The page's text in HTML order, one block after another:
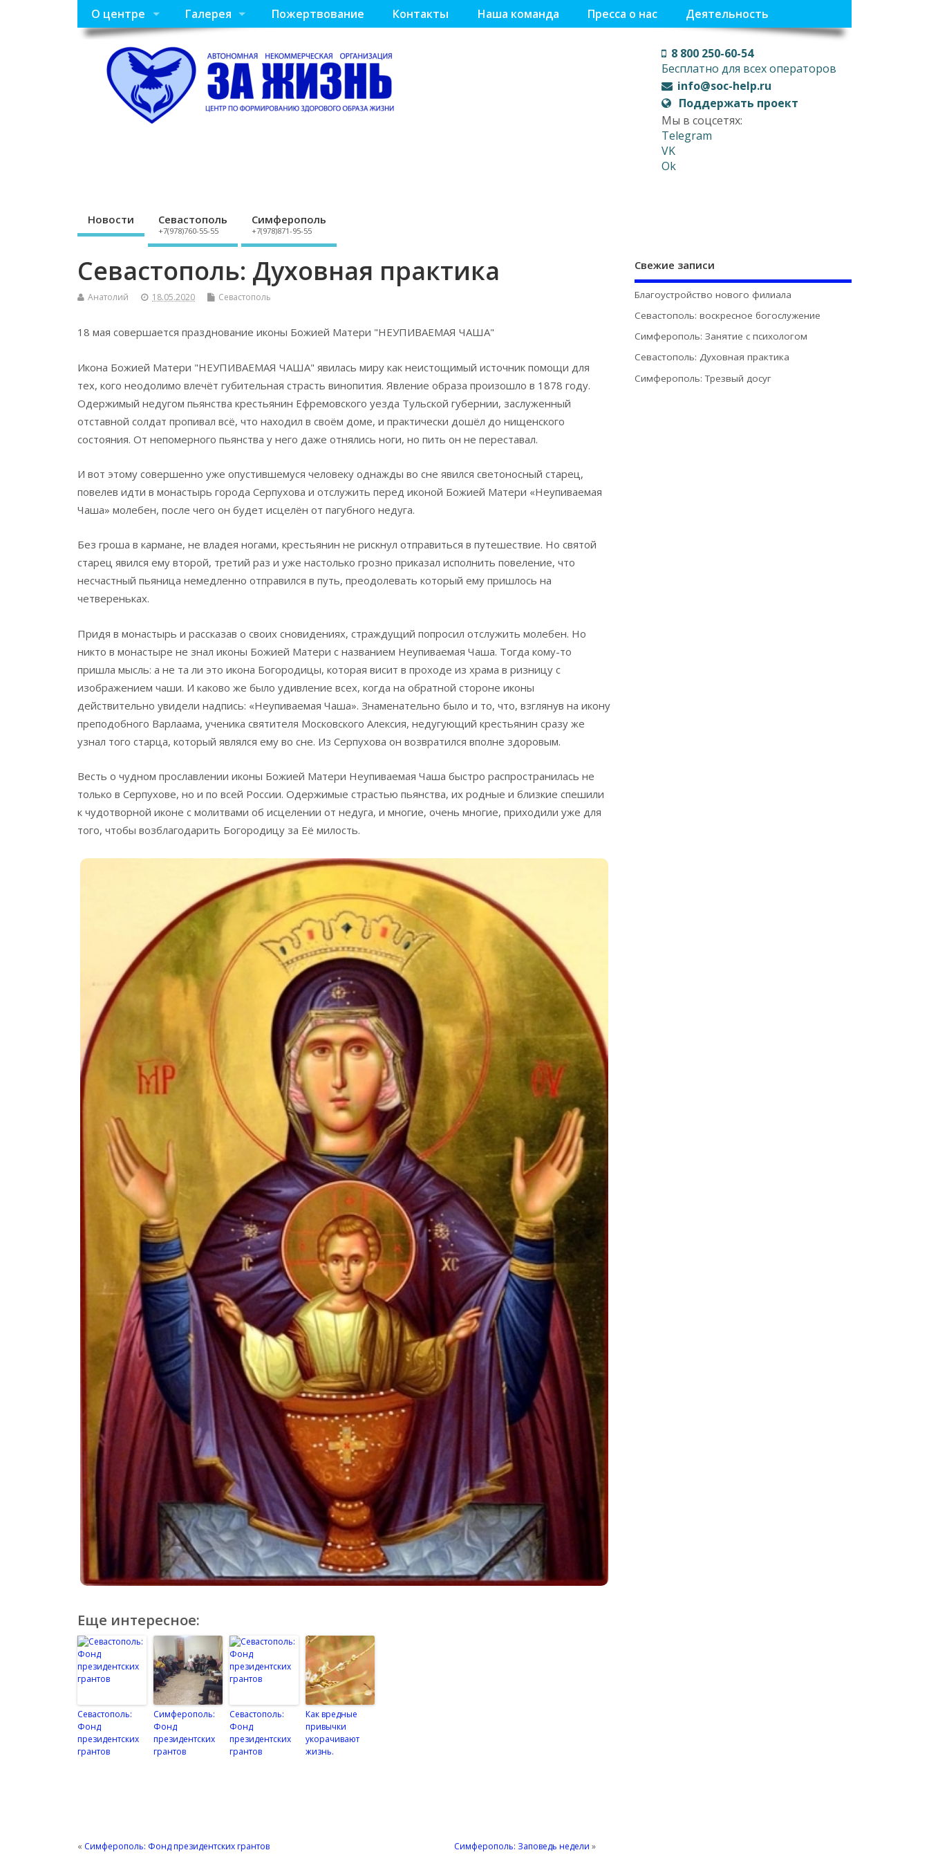
О центре Галерея Пожертвование Контакты Наша команда Пресса о нас Деятельность
8 800 250-60-54
Бесплатно для всех операторов
info@soc-help.ru
Поддержать проект
Мы в соцсетях:
Telegram
VK
Ok
Новости Севастополь
+7(978)760-55-55
Симферополь
+7(978)871-95-55
Севастополь: Духовная практика
Анатолий 18.05.2020 Севастополь
18 мая совершается празднование иконы Божией Матери "НЕУПИВАЕМАЯ ЧАША"
Икона Божией Матери "НЕУПИВАЕМАЯ ЧАША" явилась миру как неистощимый источник помощи для
тех, кого неодолимо влечёт губительная страсть винопития. Явление образа произошло в 1878 году.
Одержимый недугом пьянства крестьянин Ефремовского уезда Тульской губернии, заслуженный
отставной солдат пропивал всё, что находил в своём доме, и практически дошёл до нищенского
состояния. От непомерного пьянства у него даже отнялись ноги, но пить он не переставал.
И вот этому совершенно уже опустившемуся человеку однажды во сне явился светоносный старец,
повелев идти в монастырь города Серпухова и отслужить перед иконой Божией Матери «Неупиваемая
Чаша» молебен, после чего он будет исцелён от пагубного недуга.
Без гроша в кармане, не владея ногами, крестьянин не рискнул отправиться в путешествие. Но святой
старец явился ему второй, третий раз и уже настолько грозно приказал исполнить повеление, что
несчастный пьяница немедленно отправился в путь, преодолевать который ему пришлось на
четвереньках.
Придя в монастырь и рассказав о своих сновидениях, страждущий попросил отслужить молебен. Но
никто в монастыре не знал иконы Божией Матери с названием Неупиваемая Чаша. Тогда кому-то
пришла мысль: а не та ли это икона Богородицы, которая висит в проходе из храма в ризницу с
изображением чаши. И каково же было удивление всех, когда на обратной стороне иконы
действительно увидели надпись: «Неупиваемая Чаша». Знаменательно было и то, что, взглянув на икону
преподобного Варлаама, ученика святителя Московского Алексия, недугующий крестьянин сразу же
узнал того старца, который являлся ему во сне. Из Серпухова он возвратился вполне здоровым.
Весть о чудном прославлении иконы Божией Матери Неупиваемая Чаша быстро распространилась не
только в Серпухове, но и по всей России. Одержимые страстью пьянства, их родные и близкие спешили
к чудотворной иконе с молитвами об исцелении от недуга, и многие, очень многие, приходили уже для
того, чтобы возблагодарить Богородицу за Её милость.
Еще интересное:
Севастополь:
Фонд
президентских
грантов
Симферополь:
Фонд
президентских
грантов
Севастополь:
Фонд
президентских
грантов
Как вредные
привычки
укорачивают
жизнь.
« Симферополь: Фонд президентских грантов Симферополь: Заповедь недели »
Свежие записи
Благоустройство нового филиала
Севастополь: воскресное богослужение
Симферополь: Занятие с психологом
Севастополь: Духовная практика
Симферополь: Трезвый досуг